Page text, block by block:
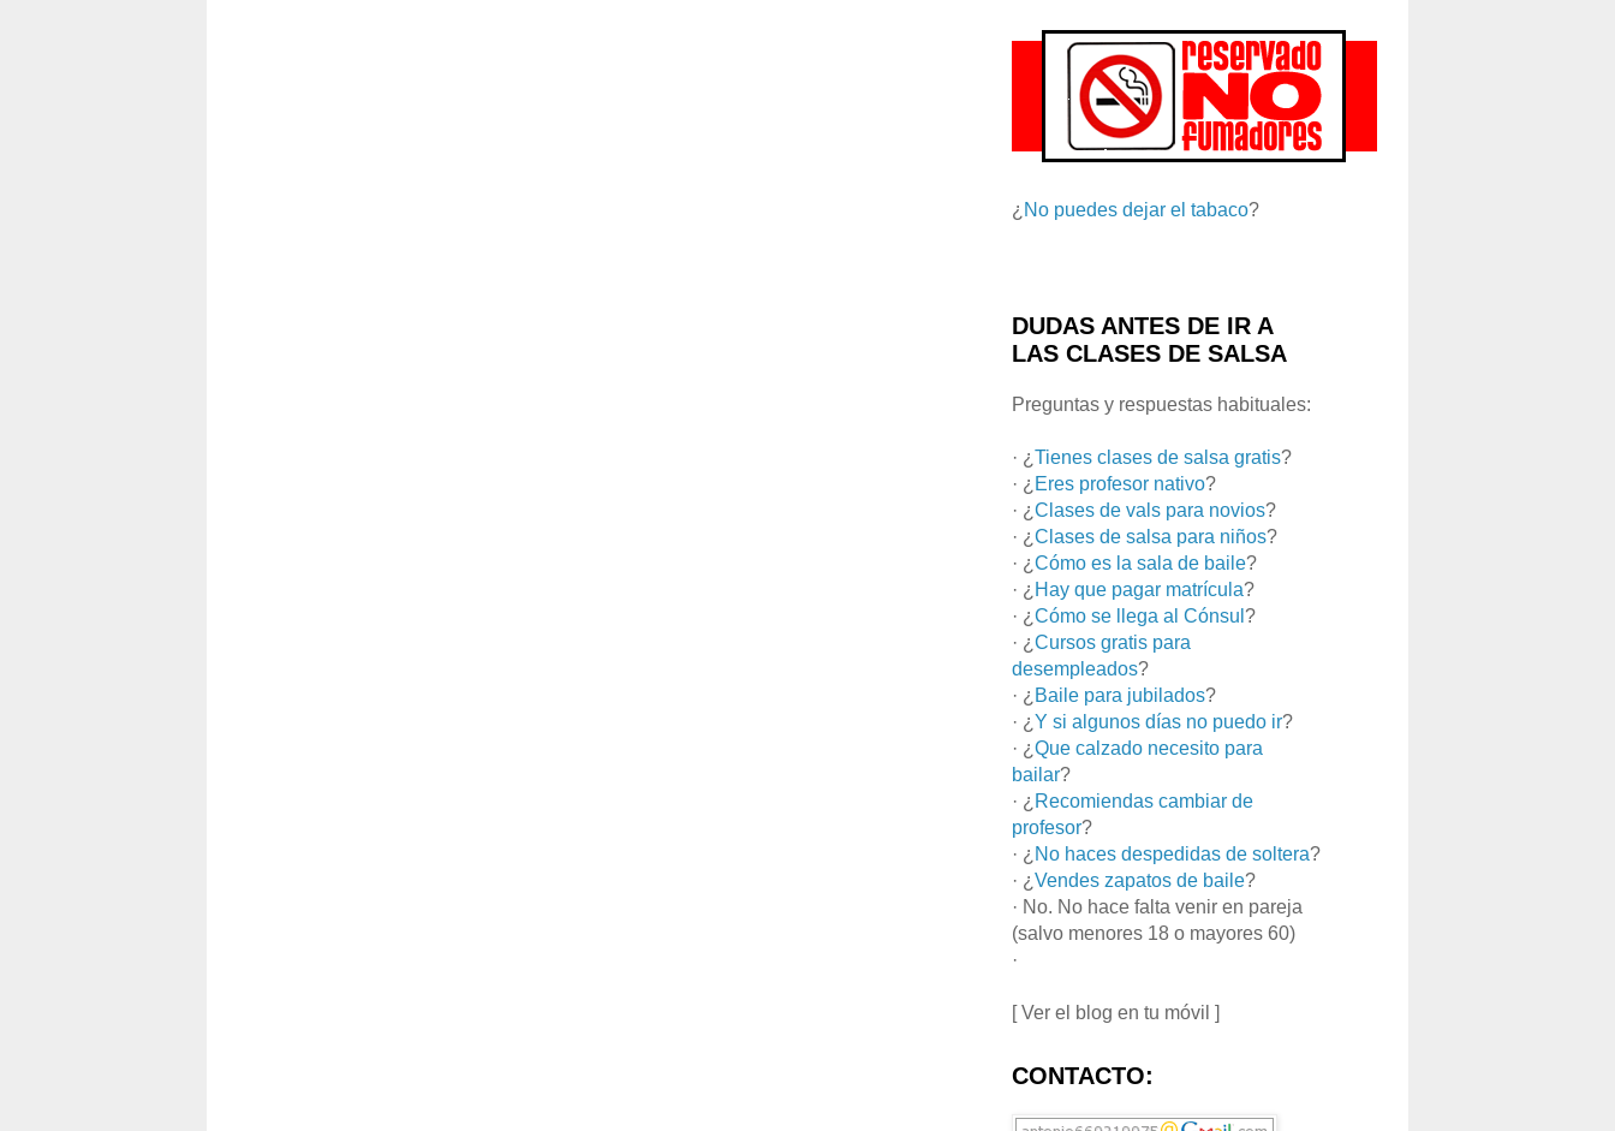
¿ No puedes dejar el tabaco?
DUDAS ANTES DE IR A
LAS CLASES DE SALSA
Preguntas y respuestas habituales:
· ¿ Tienes clases de salsa gratis?
· ¿ Eres profesor nativo?
· ¿ Clases de vals para novios?
· ¿ Clases de salsa para niños?
· ¿ Cómo es la sala de baile?
· ¿ Hay que pagar matrícula?
· ¿ Cómo se llega al Cónsul ?
· ¿ Cursos gratis para
desempleados?
· ¿ Baile para jubilados?
· ¿ Y si algunos días no puedo ir?
· ¿ Que calzado necesito para
bailar?
· ¿ Recomiendas cambiar de
profesor?
· ¿ No haces despedidas de soltera?
· ¿ Vendes zapatos de baile?
· No. No hace falta venir en pareja
(salvo menores 18 o mayores 60)
·
[ Ver el blog en tu móvil ]
CONTACTO: